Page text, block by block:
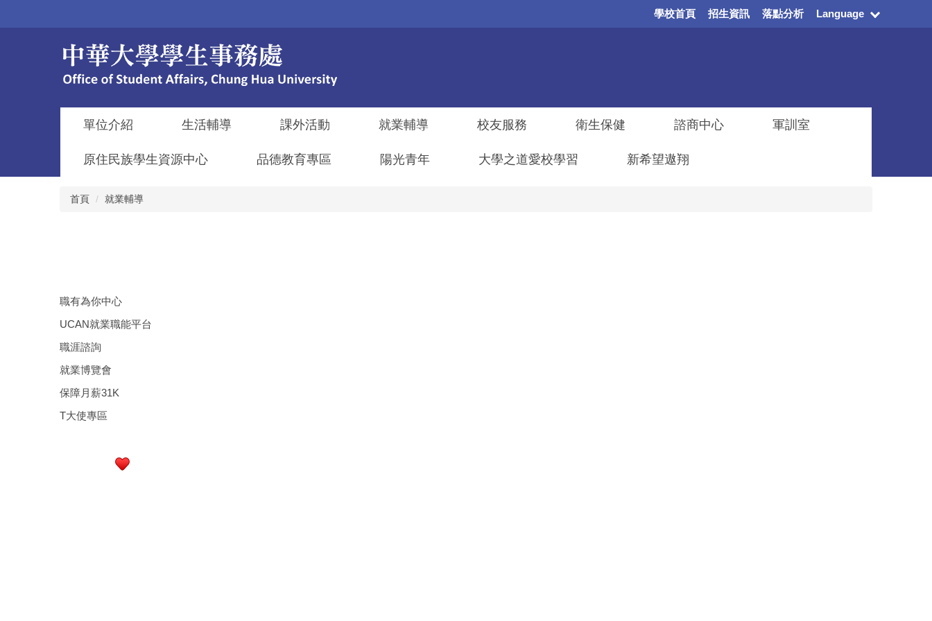
學校首頁 招生資訊 落點分析 Language
單位介紹 生活輔導 課外活動 就業輔導 校友服務 衛生保健 諮商中心 軍訓室
原住民族學生資源中心 品德教育專區 陽光青年 大學之道愛校學習 新希望遨翔
首頁 就業輔導
職有為你中心
UCAN就業職能平台
職涯諮詢
就業博覽會
保障月薪31K
T大使專區